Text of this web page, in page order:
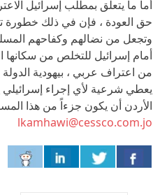
أما ما يتعلق بمطلب إسرائيل
حق العودة ، فإن في ذلك خطورة
وتجعل من نضالهم وكفاحهم المسلح
أمام إسرائيل للتخلص من سكانها
من اعتراف عربي ، بيهودية الدولة
يعطي شرعية لأي إجراء
الأردن أن يكون جزءاً من هذا
lkamhawi@cessco.com.jo